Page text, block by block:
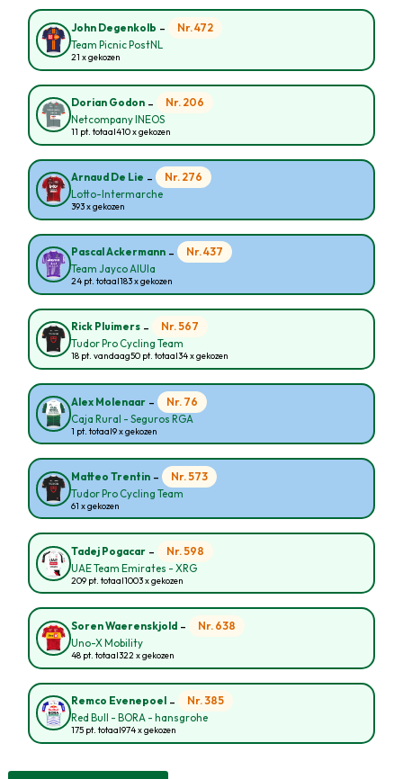
John Degenkolb - Nr. 472
Team Picnic PostNL
21 x gekozen
Dorian Godon - Nr. 206
Netcompany INEOS
11 pt. totaal410 x gekozen
Arnaud De Lie - Nr. 276
Lotto-Intermarche
393 x gekozen
Pascal Ackermann - Nr. 437
Team Jayco AlUla
24 pt. totaal183 x gekozen
Rick Pluimers - Nr. 567
Tudor Pro Cycling Team
18 pt. vandaag50 pt. totaal34 x gekozen
Alex Molenaar - Nr. 76
Caja Rural - Seguros RGA
1 pt. totaal9 x gekozen
Matteo Trentin - Nr. 573
Tudor Pro Cycling Team
61 x gekozen
Tadej Pogacar - Nr. 598
UAE Team Emirates - XRG
209 pt. totaal1003 x gekozen
Soren Waerenskjold - Nr. 638
Uno-X Mobility
48 pt. totaal322 x gekozen
Remco Evenepoel - Nr. 385
Red Bull - BORA - hansgrohe
175 pt. totaal974 x gekozen